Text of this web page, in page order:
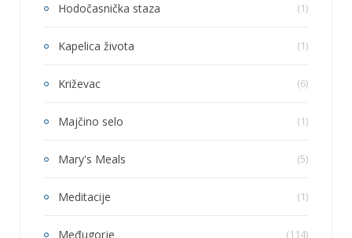
Hodočasnička staza (1)
Kapelica života (1)
Križevac (6)
Majčino selo (1)
Mary's Meals (5)
Meditacije (1)
Međugorje (114)